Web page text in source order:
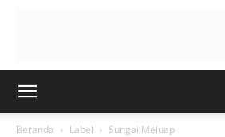
Beranda Label Sungai Meluap